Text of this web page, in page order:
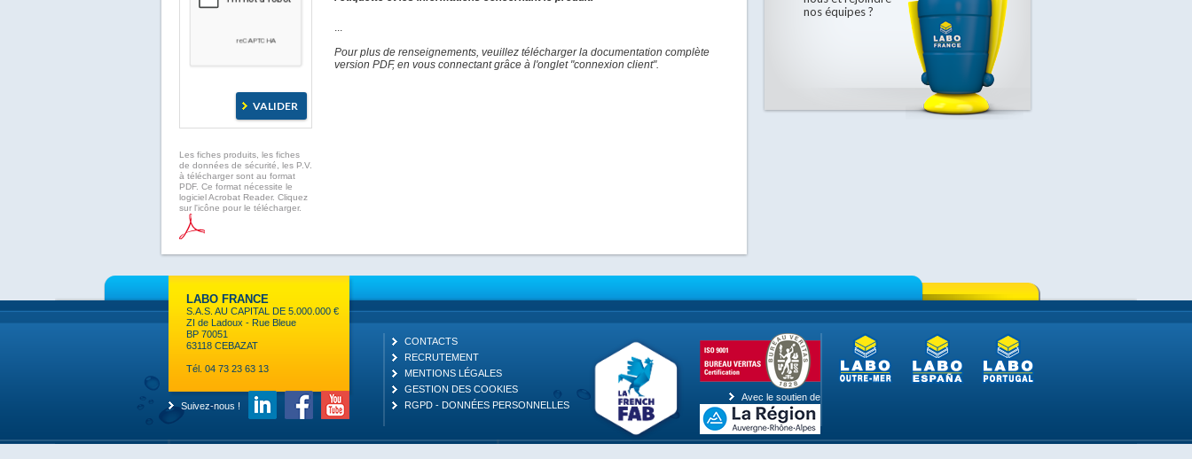
Les fiches produits, les fiches
de données de sécurité, les P.V.
à télécharger sont au format
PDF. Ce format nécessite le
logiciel Acrobat Reader. Cliquez
sur l'icône pour le télécharger.
...
Pour plus de renseignements, veuillez télécharger la documentation complète
version PDF, en vous connectant grâce à l'onglet "connexion client".
nos équipes ?
LABO FRANCE
S.A.S. AU CAPITAL DE 5.000.000 €
ZI de Ladoux - Rue Bleue
BP 70051
63118 CEBAZAT
Tél. 04 73 23 63 13
Suivez-nous !
CONTACTS
RECRUTEMENT
MENTIONS LÉGALES
GESTION DES COOKIES
RGPD - DONNÉES PERSONNELLES
Avec le soutien de